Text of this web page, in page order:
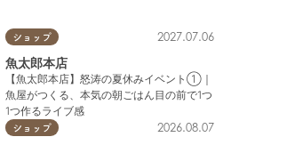
ショップ 2027.07.06
魚太郎本店
【魚太郎本店】怒涛の夏休みイベント①｜
魚屋がつくる、本気の朝ごはん目の前で1つ
1つ作るライブ感
ショップ 2026.08.07